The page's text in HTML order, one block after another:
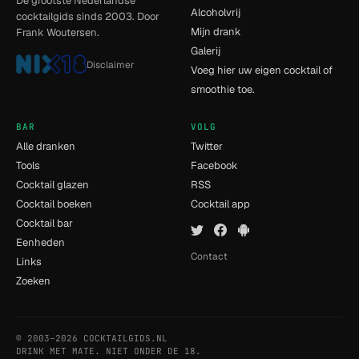
cocktailgids sinds 2003. Door
Frank Woutersen.
Disclaimer
Alcoholvrij
Mijn drank
Galerij
Voeg hier uw eigen cocktail of
smoothie toe.
BAR
Alle dranken
Tools
Cocktail glazen
Cocktail boeken
Cocktail bar
Eenheden
Links
Zoeken
VOLG
Twitter
Facebook
RSS
Cocktail app
Contact
© 2003–2026 COCKTAILGIDS.NL
DRINK MET MATE. NIET ONDER DE 18.